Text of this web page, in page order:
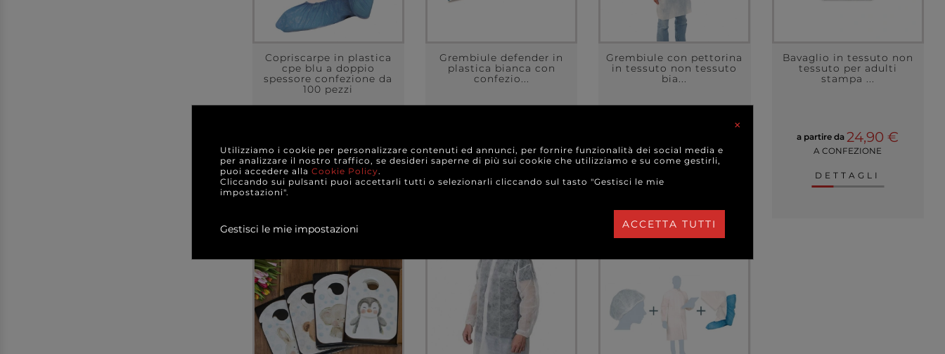
Copriscarpe in plastica
cpe blu a doppio
spessore confezione da
100 pezzi
A CONFEZIONE
DETTAGLI
Grembiule defender in
plastica bianca con
confezio...
A CONFEZIONE
Grembiule con pettorina
in tessuto non tessuto
bia...
CAD.
Bavaglio in tessuto non
tessuto per adulti
stampa ...
a partire da24,90 €
A CONFEZIONE
DETTAGLI
×
Utilizziamo i cookie per personalizzare contenuti ed annunci, per fornire funzionalità dei social media e
per analizzare il nostro traffico, se desideri saperne di più sui cookie che utilizziamo e su come gestirli,
puoi accedere alla Cookie Policy.
Cliccando sui pulsanti puoi accettarli tutti o selezionarli cliccando sul tasto "Gestisci le mie
impostazioni".
Gestisci le mie impostazioni ACCETTA TUTTI